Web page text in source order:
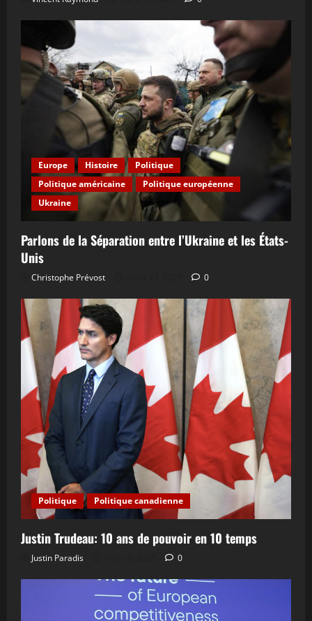
Europe Histoire
Politique
Politique américaine
Politique européenne
Ukraine
Parlons de la Séparation entre l’Ukraine et les États-
Unis
Christophe Prévost 0
Politique Politique canadienne
Justin Trudeau: 10 ans de pouvoir en 10 temps
Justin Paradis 0